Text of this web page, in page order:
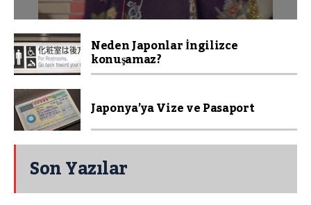
Neden Japonlar İngilizce
konuşamaz?
Japonya’ya Vize ve Pasaport
Son Yazılar